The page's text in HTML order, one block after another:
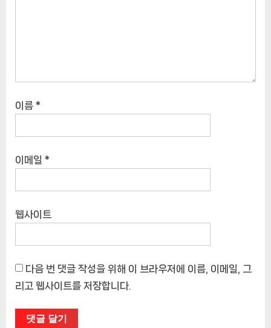
이름 *
이메일 *
웹사이트
다음 번 댓글 작성을 위해 이 브라우저에 이름, 이메일, 그
리고 웹사이트를 저장합니다.